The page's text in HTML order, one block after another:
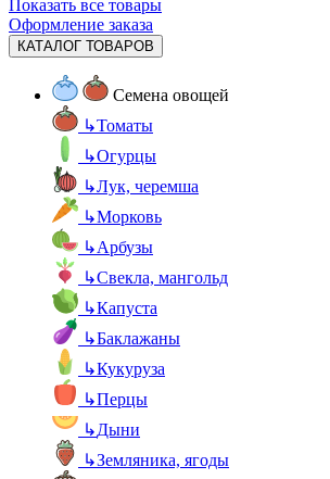
Показать все товары
Оформление заказа
КАТАЛОГ ТОВАРОВ
Семена овощей
↳Томаты
↳Огурцы
↳Лук, черемша
↳Морковь
↳Арбузы
↳Свекла, мангольд
↳Капуста
↳Баклажаны
↳Кукуруза
↳Перцы
↳Дыни
↳Земляника, ягоды